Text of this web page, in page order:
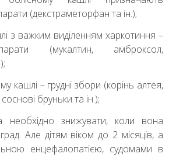
(декстраметорфан та ін.);
з важким виділенням харкотиння –
(мукалтин, амброксол,
кашлі – грудні збори (корінь алтея,
бруньки та ін.);
необхідно знижувати, коли вона
Але дітям віком до 2 місяців, а
енцефалопатією, судомами в